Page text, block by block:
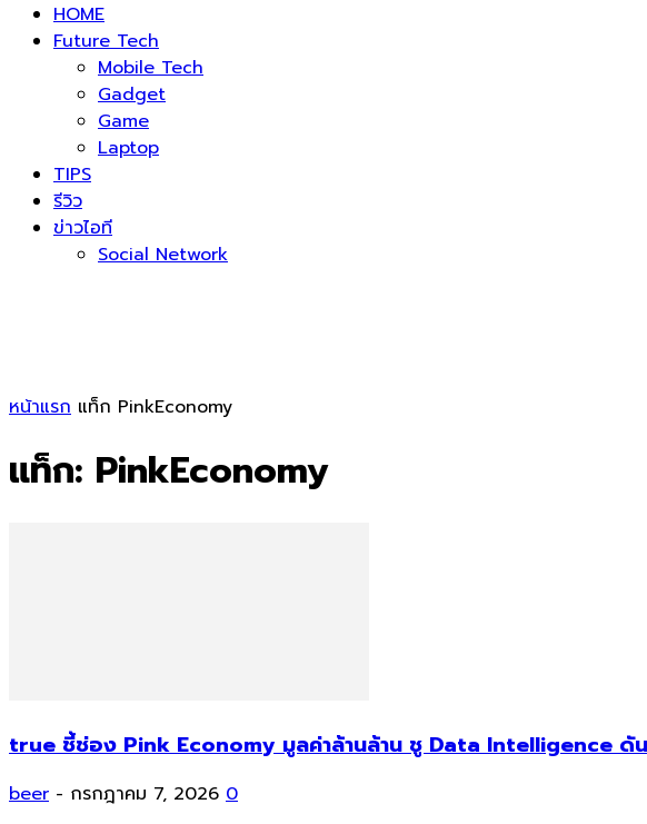
HOME
Future Tech
Mobile Tech
Gadget
Game
Laptop
TIPS
รีวิว
ข่าวไอที
Social Network
หน้าแรก แท็ก PinkEconomy
แท็ก: PinkEconomy
true ชี้ช่อง Pink Economy มูลค่าล้านล้าน ชู Data Intelligence ดัน
beer - กรกฎาคม 7, 2026 0